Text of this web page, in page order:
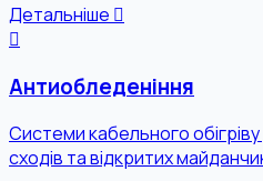
Детальніше
Антиобледеніння
Системи кабельного обігріву
сходів та відкритих